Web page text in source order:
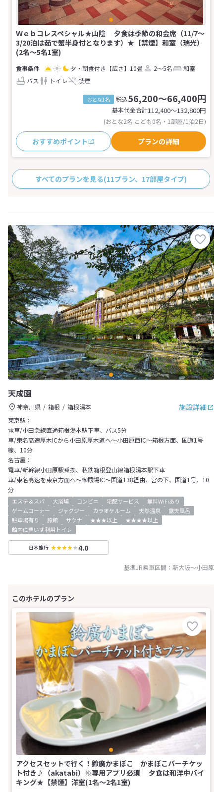
Ｗｅｂコレスペシャル★山陰 夕食は季節の和会席（11/7～
3/20泊は茹で蟹半身付となります）★【禁煙】和室（瑞光）
(2名～5名1室)
夕・朝食付き 【広さ】10畳 2～5名
和室
バス
トイレ 禁煙
おとな1名 税込56,200～66,400円
基本代金合計112,400〜132,800円
(おとな2名 こども0名・1部屋/1泊2日)
おすすめポイント プランの詳細
すべてのプランを見る(11プラン、17部屋タイプ)
天成園
施設詳細
神奈川県 箱根
箱根湯本
東京駅：
電車/小田急線直通箱根湯本駅下車、バス5分
車/東名高速厚木ICから小田原厚木道へ～小田原西IC～箱根方面、国道1号
線、10分
名古屋：
電車/新幹線小田原駅乗換、私鉄箱根登山線箱根湯本駅下車
車/東名高速を東京方面へ～御殿場IC～国道138経由、宮の下、国道1号、10
分
エステ＆スパ 大浴場 コンビニ 宅配サービス
無料WiFiあり
ゲームコーナー
ジャグジー カラオケルーム 天然温泉
露天風呂
駐車場有り
旅館 サウナ ★★★以上
★★★★以上
館内に車いす利用トイレ
日本旅行 4.0
基準JR乗車区間： 新大阪～小田原
アクセスセットで行く！鈴廣かまぼこ かまぼこバーチケッ
ト付き♪（akatabi）※専用アプリ必須 夕食は和洋中バイ
キング★【禁煙】洋室(1名～2名1室)